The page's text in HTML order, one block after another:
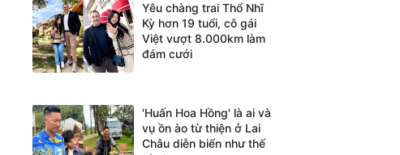
Yêu chàng trai Thổ Nhĩ
Kỳ hơn 19 tuổi, cô gái
Việt vượt 8.000km làm
đám cưới
'Huấn Hoa Hồng' là ai và
vụ ồn ào từ thiện ở Lai
Châu diễn biến như thế